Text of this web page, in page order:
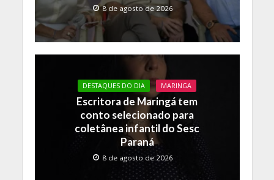
8 de agosto de 2026
DESTAQUES DO DIA MARINGA
Escritora de Maringá tem
conto selecionado para
coletânea infantil do Sesc
Paraná
8 de agosto de 2026